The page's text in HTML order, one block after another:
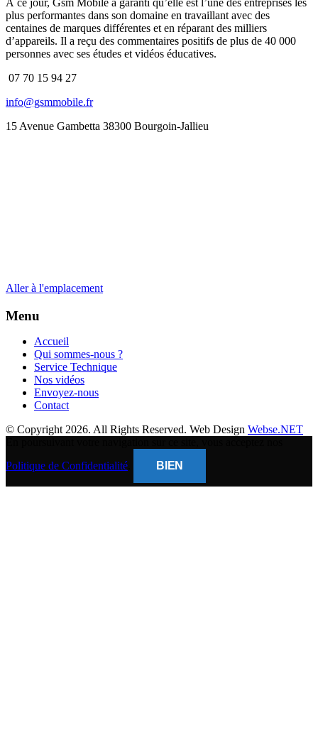
À ce jour, Gsm Mobile a garanti qu’elle est l’une des entreprises les
plus performantes dans son domaine en travaillant avec des
centaines de marques différentes et en réparant des milliers
d’appareils. Il a reçu des commentaires positifs de plus de 40 000
personnes avec ses études et vidéos éducatives.
07 70 15 94 27
info@gsmmobile.fr
15 Avenue Gambetta 38300 Bourgoin-Jallieu
Aller à l'emplacement
Menu
Accueil
Qui sommes-nous ?
Service Technique
Nos vidéos
Envoyez-nous
Contact
© Copyright 2026. All Rights Reserved. Web Design Webse.NET
Politique de Confidentialité
BIEN